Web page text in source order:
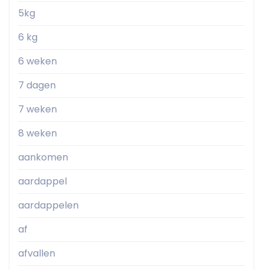
5kg
6 kg
6 weken
7 dagen
7 weken
8 weken
aankomen
aardappel
aardappelen
af
afvallen